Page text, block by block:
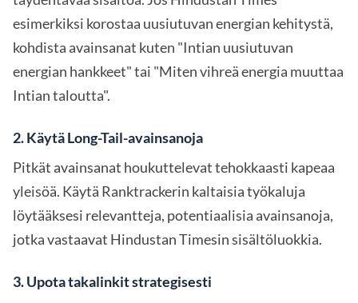
esimerkiksi korostaa uusiutuvan energian kehitystä,
kohdista avainsanat kuten "Intian uusiutuvan
energian hankkeet" tai "Miten vihreä energia muuttaa
Intian taloutta".
2. Käytä Long-Tail-avainsanoja
Pitkät avainsanat houkuttelevat tehokkaasti kapeaa
yleisöä. Käytä Ranktrackerin kaltaisia työkaluja
löytääksesi relevantteja, potentiaalisia avainsanoja,
jotka vastaavat Hindustan Timesin sisältöluokkia.
3. Upota takalinkit strategisesti